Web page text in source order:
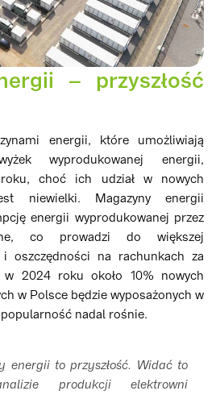
– przyszłość
energii, które umożliwiają
wyprodukowanej energii,
choć ich udział w nowych
niewielki. Magazyny energii
energii wyprodukowanej przez
co prowadzi do większej
oszczędności na rachunkach za
w 2024 roku około 10% nowych
w Polsce będzie wyposażonych w
nadal rośnie.
energii to przyszłość. Widać to
produkcji elektrowni